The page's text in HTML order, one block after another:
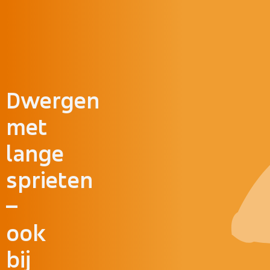
Dwergen
met
lange
sprieten
–
ook
bij